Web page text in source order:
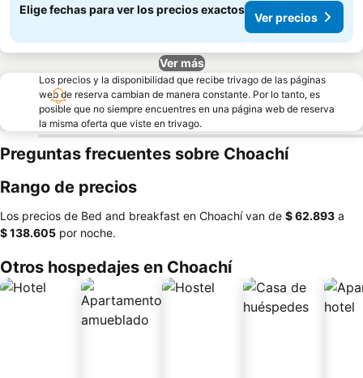
Elige fechas para ver los precios exactos
Ver precios
Ver más
Los precios y la disponibilidad que recibe trivago de las páginas
web de reserva cambian de manera constante. Por lo tanto, es
posible que no siempre encuentres en una página web de reserva
la misma oferta que viste en trivago.
Preguntas frecuentes sobre Choachí
Rango de precios
Los precios de Bed and breakfast en Choachí van de ‎$ 62.893 a
‎$ 138.605 por noche.
Otros hospedajes en Choachí